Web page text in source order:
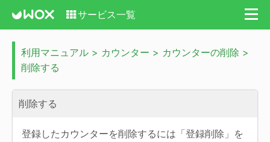
サービス一覧
利用マニュアル > カウンター > カウンターの削除 >
削除する
削除する
登録したカウンターを削除するには「登録削除」を